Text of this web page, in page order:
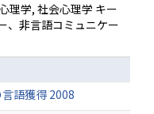
理学, 社会心理学 キー
、非言語コミュニケー
語獲得 2008